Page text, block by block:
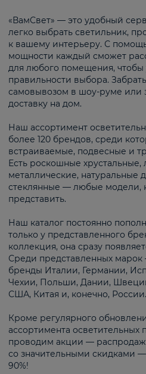
«ВамСвет» — это удобный
легко выбрать светильник,
к вашему интерьеру. С
мощности каждый сможет
для любого помещения, чтобы
правильности выбора.
самовывозом в шоу-руме или
доставку на дом.
Наш ассортимент
более 120 брендов, среди
встраиваемые, подвесные и
Есть роскошные хрустальные,
металлические, натуральные
стеклянные — любые модели,
представить.
Наш каталог постоянно
только у представленного
коллекция, она сразу
Среди представленных
бренды Италии, Германии,
Чехии, Польши, Дании,
США, Китая и, конечно, России.
Кроме регулярного
ассортимента осветительных
проводим акции —
со значительными скидками
90%!